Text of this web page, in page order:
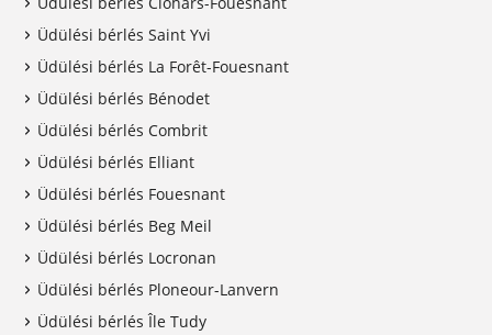
Üdülési bérlés Saint Yvi
Üdülési bérlés La Forêt-Fouesnant
Üdülési bérlés Bénodet
Üdülési bérlés Combrit
Üdülési bérlés Elliant
Üdülési bérlés Fouesnant
Üdülési bérlés Beg Meil
Üdülési bérlés Locronan
Üdülési bérlés Ploneour-Lanvern
Üdülési bérlés Île Tudy